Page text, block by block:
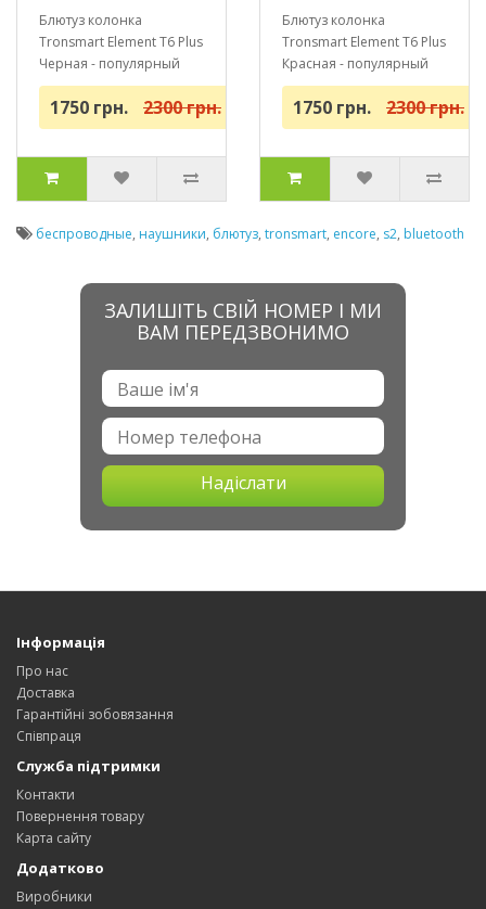
T6 Plus черная
Блютуз колонка
Tronsmart Element T6 Plus
Черная - популярный
дизайн и самый
мощный звук! Оригин..
1750 грн. 2300 грн.
T6 Plus красная
Блютуз колонка
Tronsmart Element T6 Plus
Красная - популярный
дизайн и самый
мощный звук! Ориги..
1750 грн. 2300 грн.
беспроводные, наушники, блютуз, tronsmart, encore, s2, bluetooth
ЗАЛИШІТЬ СВІЙ НОМЕР І МИ
ВАМ ПЕРЕДЗВОНИМО
Надіслати
Інформація
Про нас
Доставка
Гарантійні зобовязання
Співпраця
Служба підтримки
Контакти
Повернення товару
Карта сайту
Додатково
Виробники